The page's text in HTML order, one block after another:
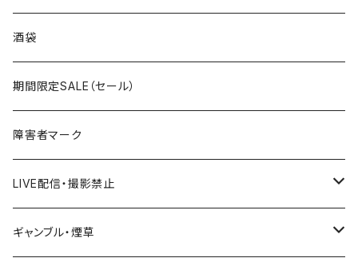
国道600～699号線
国道700～799号線
ROUTE600～699号線
ROUTE700～799号線
ROUTE 100～199号線
ROUTE 0～99号線
ROUTE 100～199号線
岩手県
宮城県
秋田県
Tシャツ
ステッカー
山形県
福島県
酒袋
期間限定SALE（セール）
障害者マーク
LIVE配信・撮影禁止
LIVE配信禁止
ギャンブル・煙草